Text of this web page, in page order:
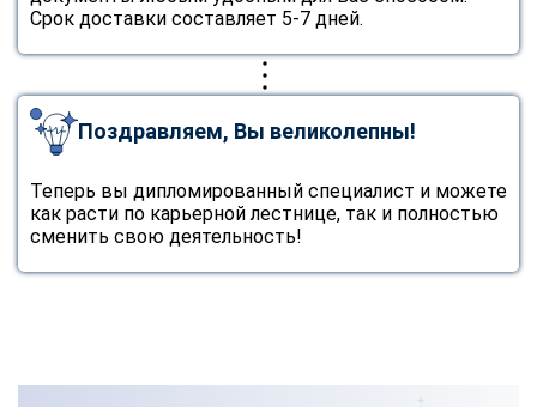
Срок доставки составляет 5-7 дней.
Поздравляем, Вы великолепны!
Теперь вы дипломированный специалист и можете
как расти по карьерной лестнице, так и полностью
сменить свою деятельность!